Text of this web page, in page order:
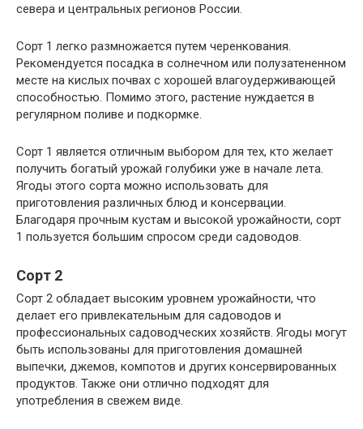
севера и центральных регионов России.
Сорт 1 легко размножается путем черенкования.
Рекомендуется посадка в солнечном или полузатененном
месте на кислых почвах с хорошей влагоудерживающей
способностью. Помимо этого, растение нуждается в
регулярном поливе и подкормке.
Сорт 1 является отличным выбором для тех, кто желает
получить богатый урожай голубики уже в начале лета.
Ягоды этого сорта можно использовать для
приготовления различных блюд и консервации.
Благодаря прочным кустам и высокой урожайности, сорт
1 пользуется большим спросом среди садоводов.
Сорт 2
Сорт 2 обладает высоким уровнем урожайности, что
делает его привлекательным для садоводов и
профессиональных садоводческих хозяйств. Ягоды могут
быть использованы для приготовления домашней
выпечки, джемов, компотов и других консервированных
продуктов. Также они отлично подходят для
употребления в свежем виде.